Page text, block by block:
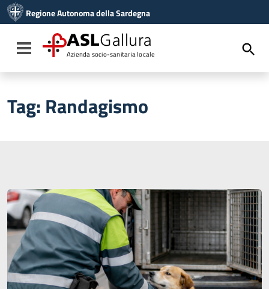
Vai al menu di navigazione
Vai al footer
Regione Autonoma della Sardegna
Toggle navigation
ASLGallura
Azienda socio-sanitaria locale
Tag: Randagismo